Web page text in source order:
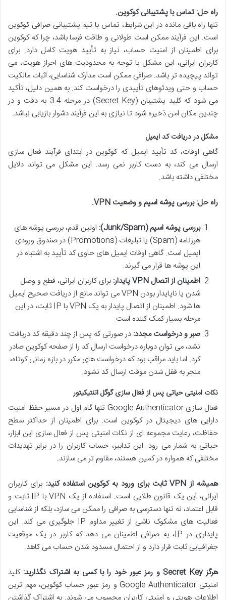
راه حل: تماس با پشتیبانی کوکوین.
تنها راه باقی مانده در این شرایط، تماس با تیم پشتیبانی صرافی کوکوین
است. این فرآیند ممکن است طولانی و طاقت فرسا باشد، چرا که کوکوین
برای اطمینان از امنیت حساب، نیاز به تأیید هویت کامل دارد. برای
کاربران ایرانی، این مشکل با توجه به محدودیت های احراز هویت، می
تواند پیچیده تر باشد. صرافی ممکن است مدارک شناسایی، اثبات مالکیت
حساب و حتی ویدئوهای تأییدی را درخواست کند. به همین دلیل، تأکید
می شود که کلید پشتیبان (Secret Key) در مرحله 3.4 به دقت و در
چندین مکان امن ذخیره شود تا نیازی به این فرآیند دشوار بازیابی نباشد.
مشکل در دریافت کد ایمیل
گاهی اوقات، کد تأیید ایمیل که کوکوین در ابتدای فرآیند فعال سازی
ارسال می کند، به دست کاربر نمی رسد. این مشکل می تواند دلایل
مختلفی داشته باشد.
راه حل: بررسی پوشه اسپم و وضعیت VPN.
بررسی پوشه اسپم (Junk/Spam):
اولین قدم، بررسی پوشه های
هرزنامه (Spam) یا تبلیغات (Promotions) در صندوق ورودی
ایمیل است. گاهی اوقات ایمیل های حاوی کد تأیید به اشتباه در
این پوشه ها قرار می گیرند.
اطمینان از اتصال VPN پایدار:
برای کاربران ایرانی، قطع و وصل
شدن یا ناپایدار بودن VPN می تواند مانع از دریافت صحیح ایمیل
ها شود. اطمینان از اتصال پایدار به یک VPN با IP ثابت، در این
مرحله بسیار کمک کننده است.
صبر و درخواست مجدد: در صورتی که پس از چند دقیقه کد دریافت
نشد، می توان دوباره درخواست ارسال کد را از صفحه کوکوین صادر
کرد. اما باید مراقب بود که درخواست های مکرر در بازه زمانی کوتاه،
منجر به قفل شدن موقت ارسال کد نشود.
نکات امنیتی حیاتی پس از فعال سازی گوگل اتنتیکیتور
فعال سازی Google Authenticator تنها گام اول در مسیر حفظ امنیت
دارایی های دیجیتال در کوکوین است. برای اطمینان از حداکثر سطح
حفاظت، رعایت مجموعه ای از نکات امنیتی پس از فعال سازی این ابزار،
حیاتی به شمار می رود. این تدابیر، حساب کاربران را در برابر تهدیدات
مختلفی که همواره در کمین هستند، مقاوم تر می سازند.
همیشه از VPN ثابت برای ورود به کوکوین استفاده کنید:
برای کاربران
ایرانی، این یک قانون طلایی است. استفاده از یک VPN با IP ثابت و
قابل اعتماد، نه تنها دسترسی به صرافی را ممکن می سازد، بلکه از شناسایی
فعالیت های مشکوک ناشی از تغییر مداوم IP جلوگیری می کند. این
پایداری در IP، به صرافی اطمینان می دهد که کاربر در یک موقعیت
جغرافیایی ثابت قرار دارد و از احتمال مسدود شدن حساب می کاهد.
هرگز Secret Key و رمز عبور خود را با کسی به اشتراک نگذارید:
کلید
امنیتی Google Authenticator و رمز عبور حساب کوکوین، مهم ترین